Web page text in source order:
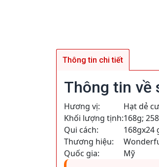
Thông tin chi tiết
Thông tin về
Hương vị:
Hạt dẻ
Khối lượng tịnh:168g;
Qui cách:
168gx24
Thương hiệu:
Quốc gia:
Mỹ